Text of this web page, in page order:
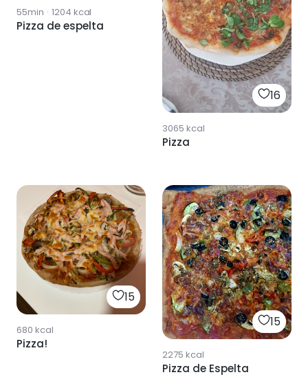
55min · 1204 kcal
Pizza de espelta
16
3065 kcal
Pizza
15
680 kcal
Pizza!
15
2275 kcal
Pizza de Espelta